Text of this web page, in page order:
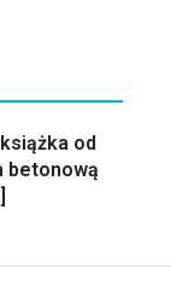
od
betonową